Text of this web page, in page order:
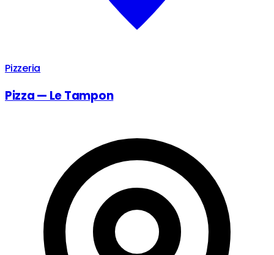
Pizzeria
Pizza — Le Tampon